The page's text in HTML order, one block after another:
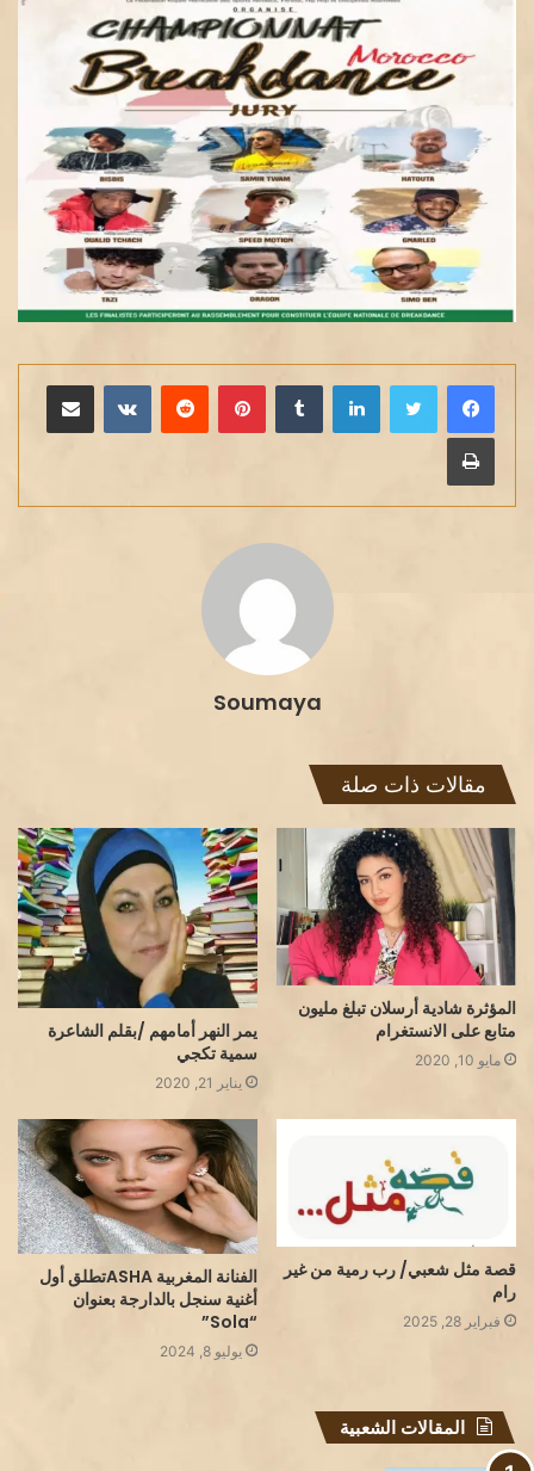
لينكدإن بينتيريست مشاركة عبر البريد
طباعة
Soumaya
مقالات ذات صلة
المؤثرة شادية أرسلان تبلغ مليون
متابع على الانستغرام
مايو 10, 2020
يمر النهر أمامهم /بقلم الشاعرة
سمية تكجي
يناير 21, 2020
قصة مثل شعبي/ رب رمية من غير
رام
فبراير 28, 2025
الفنانة المغربية ASHAتطلق أول
أغنية سنجل بالدارجة بعنوان
“Sola”
يوليو 8, 2024
المقالات الشعبية